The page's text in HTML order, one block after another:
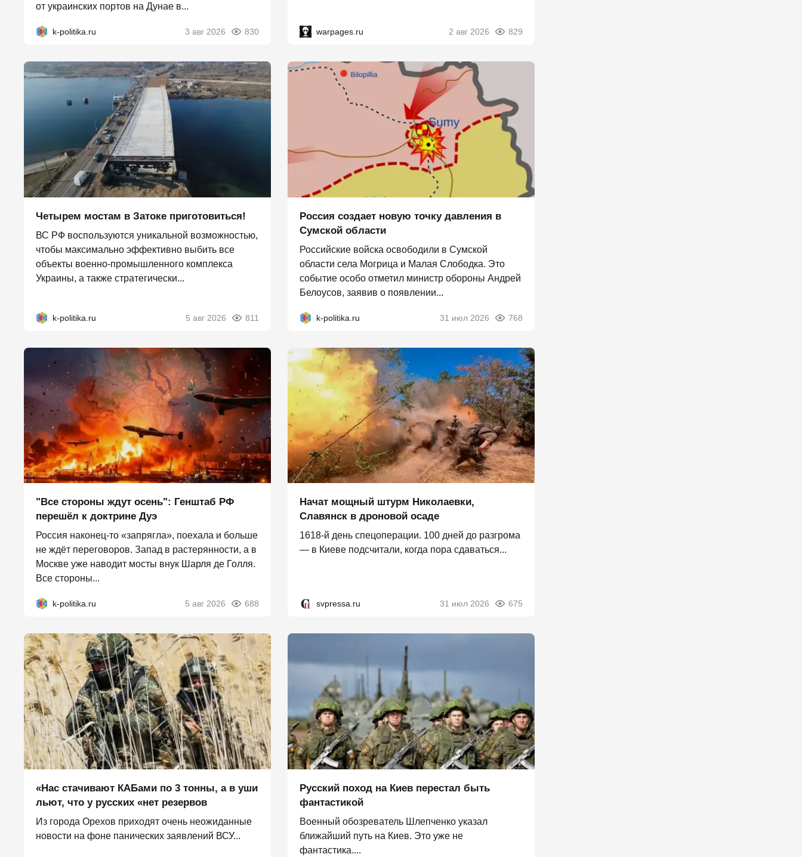
от украинских портов на Дунае в...
k-politika.ru 3 авг 2026 830 warpages.ru 2 авг 2026 829
Четырем мостам в Затоке приготовиться!
ВС РФ воспользуются уникальной возможностью,
чтобы максимально эффективно выбить все
объекты военно-промышленного комплекса
Украины, а также стратегически...
k-politika.ru 5 авг 2026 811
Россия создает новую точку давления в
Сумской области
Российские войска освободили в Сумской
области села Могрица и Малая Слободка. Это
событие особо отметил министр обороны Андрей
Белоусов, заявив о появлении...
k-politika.ru 31 июл 2026 768
"Все стороны ждут осень": Генштаб РФ
перешёл к доктрине Дуэ
Россия наконец-то «запрягла», поехала и больше
не ждёт переговоров. Запад в растерянности, а в
Москве уже наводит мосты внук Шарля де Голля.
Все стороны...
k-politika.ru 5 авг 2026 688
Начат мощный штурм Николаевки,
Славянск в дроновой осаде
1618-й день спецоперации. 100 дней до разгрома
— в Киеве подсчитали, когда пора сдаваться...
svpressa.ru 31 июл 2026 675
«Нас стачивают КАБами по 3 тонны, а в уши
льют, что у русских «нет резервов
Из города Орехов приходят очень неожиданные
новости на фоне панических заявлений ВСУ...
Русский поход на Киев перестал быть
фантастикой
Военный обозреватель Шлепченко указал
ближайший путь на Киев. Это уже не
фантастика....